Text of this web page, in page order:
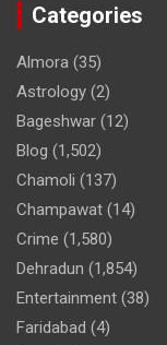
Categories
Almora (35)
Astrology (2)
Bageshwar (12)
Blog (1,502)
Chamoli (137)
Champawat (14)
Crime (1,580)
Dehradun (1,854)
Entertainment (38)
Faridabad (4)